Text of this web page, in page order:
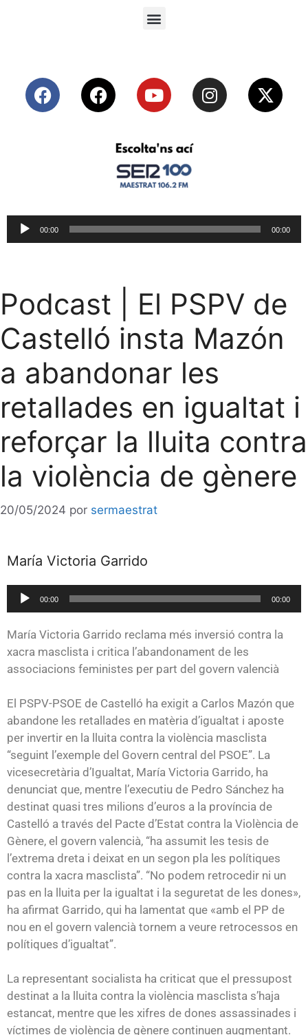
Reproductor
de
00:00 00:00
Podcast | El PSPV de
Castelló insta Mazón
a abandonar les
retallades en igualtat i
reforçar la lluita contra
la violència de gènere
20/05/2024 por sermaestrat
María Victoria Garrido
Reproductor
de
audio
00:00 00:00
María Victoria Garrido reclama més inversió contra la
xacra masclista i critica l’abandonament de les
associacions feministes per part del govern valencià
El PSPV-PSOE de Castelló ha exigit a Carlos Mazón que
abandone les retallades en matèria d’igualtat i aposte
per invertir en la lluita contra la violència masclista
“seguint l’exemple del Govern central del PSOE”. La
vicesecretària d’Igualtat, María Victoria Garrido, ha
denunciat que, mentre l’executiu de Pedro Sánchez ha
destinat quasi tres milions d’euros a la província de
Castelló a través del Pacte d’Estat contra la Violència de
Gènere, el govern valencià, “ha assumit les tesis de
l’extrema dreta i deixat en un segon pla les polítiques
contra la xacra masclista”. “No podem retrocedir ni un
pas en la lluita per la igualtat i la seguretat de les dones»,
ha afirmat Garrido, qui ha lamentat que «amb el PP de
nou en el govern valencià tornem a veure retrocessos en
polítiques d’igualtat”.
La representant socialista ha criticat que el pressupost
destinat a la lluita contra la violència masclista s’haja
estancat, mentre que les xifres de dones assassinades i
víctimes de violència de gènere continuen augmentant.